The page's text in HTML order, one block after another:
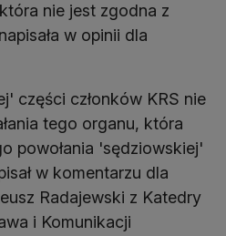
nie jest zgodna z
w opinii dla
części członków KRS nie
tego organu, która
powołania 'sędziowskiej'
w komentarzu dla
Radajewski z Katedry
i Komunikacji